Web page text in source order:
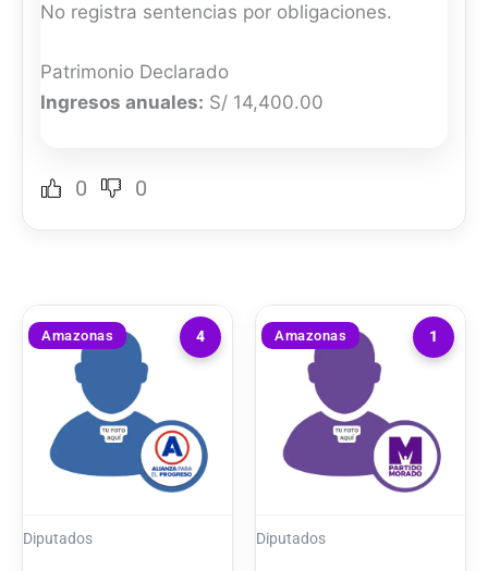
No registra sentencias por obligaciones.
Patrimonio Declarado
Ingresos anuales: S/ 14,400.00
0 0
4
Amazonas
Diputados
1
Amazonas
Diputados